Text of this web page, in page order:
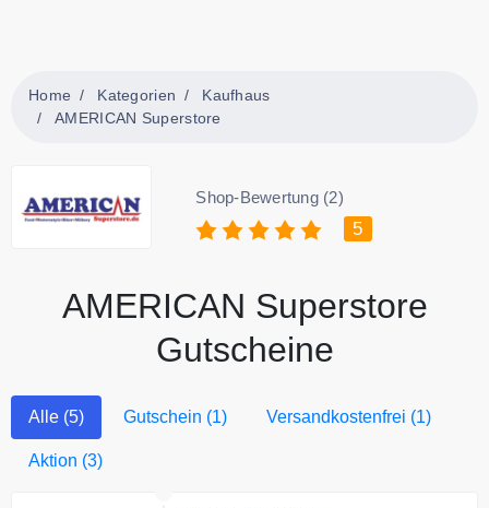
Home Kategorien
Kaufhaus
AMERICAN Superstore
Shop-Bewertung (2)
5
AMERICAN Superstore
Gutscheine
Alle (5) Gutschein (1) Versandkostenfrei (1)
Aktion (3)